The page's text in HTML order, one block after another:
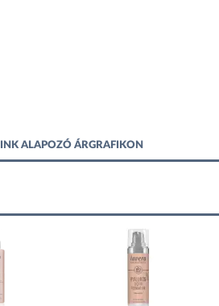
ALAPOZÓ ÁRGRAFIKON